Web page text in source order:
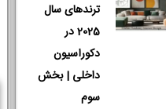
ترندهای سال
2025 در
دکوراسیون
داخلی | بخش
سوم